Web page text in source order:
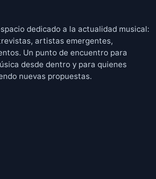
dedicado a la actualidad musical:
artistas emergentes,
Un punto de encuentro para
desde dentro y para quienes
nuevas propuestas.